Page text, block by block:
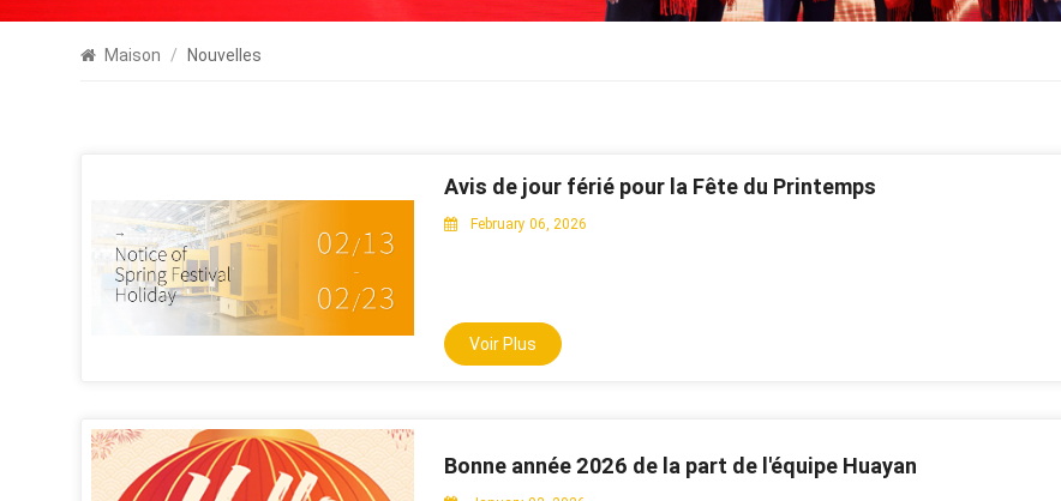
Maison / Nouvelles
Avis de jour férié pour la Fête du Printemps
February 06, 2026
Voir Plus
Bonne année 2026 de la part de l'équipe Huayan